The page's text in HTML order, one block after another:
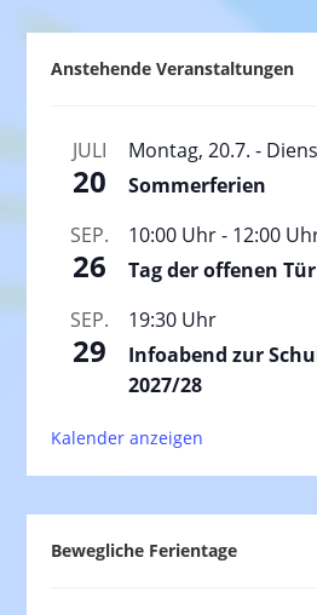
Anstehende Veranstaltungen
JULI
20
Montag, 20.7. -
Sommerferien
SEP.
26
10:00 Uhr- 12:00
Tag der offenen Tür
SEP.
29
19:30 Uhr
Infoabend zur
2027/28
Kalender anzeigen
Bewegliche Ferientage